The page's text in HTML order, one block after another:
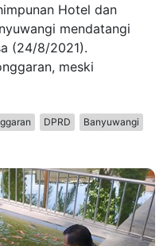
Hotel dan
mendatangi
(24/8/2021).
meski
DPRD Banyuwangi